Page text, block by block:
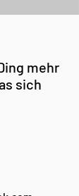
mehr
sich